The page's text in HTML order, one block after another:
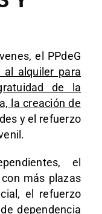
el PPdeG
alquiler para
de la
la creación de
y el refuerzo
el
más plazas
el refuerzo
dependencia